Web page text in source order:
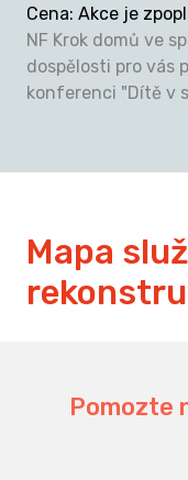
Cena: Akce je
NF Krok domů ve
dospělosti pro vás
konferenci "Dítě v
Mapa
Pomozte